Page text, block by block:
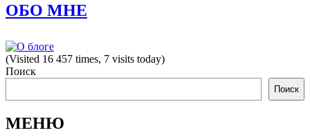
ОБО МНЕ
(Visited 16 457 times, 7 visits today)
Поиск
Поиск
МЕНЮ